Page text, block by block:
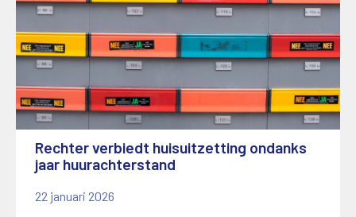
Rechter verbiedt huisuitzetting ondanks
jaar huurachterstand
22 januari 2026